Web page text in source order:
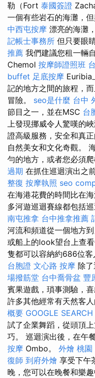
勒（Fort 泰國簽證
一個有些岩石的海灘，
中西屯按摩 漂亮的海灘
記帳士事務所 但只要眼
推薦 我們建議您租一輛
Chemol 按摩師證照班
buffet 足底按摩 Euribia
記的地方之間的旅程，
冒險。 seo是什麼 台中
節目之一，並在MSC 台
上發現挪威令人驚嘆的峽
證高級服務，安全和真
自然美女和文化奇觀。
勻的地方，或者您必須爬
過期 在抓住巡迴演出之
整復 按摩執照 seo
在海港花費的時間比在
多河遊巡迴賽線都包括
南屯推拿 台中推拿推薦
河流和頻道從一個地方
或船上的look望台上查
隻都可以容納約686位客
台胞證 文心路 按摩 除
場撥筋堂 台中喬骨盆 豐
賓果遊戲，瑣事測驗，
許多其他經常有天然客人
概要 GOOGLE
試了企業舞蹈，從頭頂
巧。 巡迴演出後，在午
按摩 Ombo。 外燴 桃園
復師 到府外燴 享受下午
晚，您可以在晚餐和樂